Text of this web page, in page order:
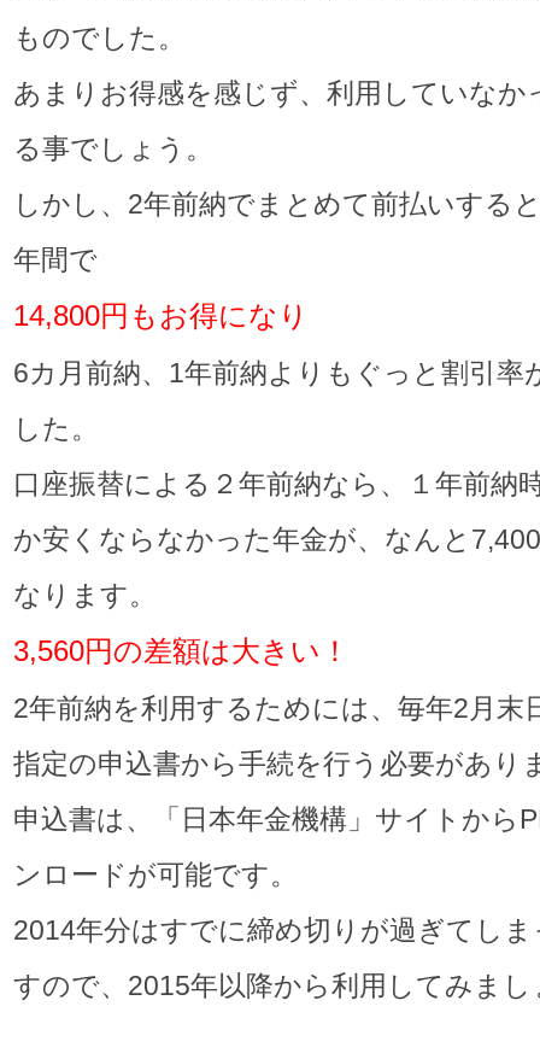
ものでした。
あまりお得感を感じず、利用していなか
る事でしょう。
しかし、2年前納でまとめて前払いする
年間で
14,800円もお得になり
6カ月前納、1年前納よりもぐっと割引率
した。
口座振替による２年前納なら、１年前納
か安くならなかった年金が、なんと
なります。
3,560円の差額は大きい！
2年前納を利用するためには、毎年2月末
指定の申込書から手続を行う必要があり
申込書は、「日本年金機構」サイトから
ンロードが可能です。
2014年分はすでに締め切りが過ぎてし
すので、2015年以降から利用してみまし